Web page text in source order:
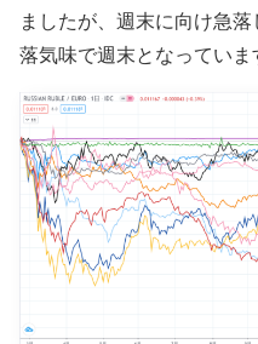
ましたが、週末に向け急
落気味で週末となっていま